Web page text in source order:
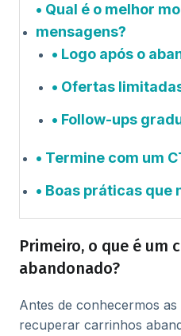
Qual é o melhor
mensagens?
Logo após o
Ofertas
Follow-ups
Termine com um
Boas práticas que
Primeiro, o que é um
abandonado?
Antes de conhecermos as
recuperar carrinhos